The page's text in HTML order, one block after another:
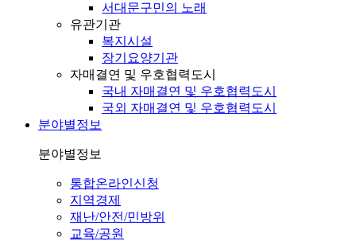
서대문구민의 노래
유관기관
복지시설
장기요양기관
자매결연 및 우호협력도시
국내 자매결연 및 우호협력도시
국외 자매결연 및 우호협력도시
분야별정보
분야별정보
통합온라인신청
지역경제
재난/안전/민방위
교육/공원